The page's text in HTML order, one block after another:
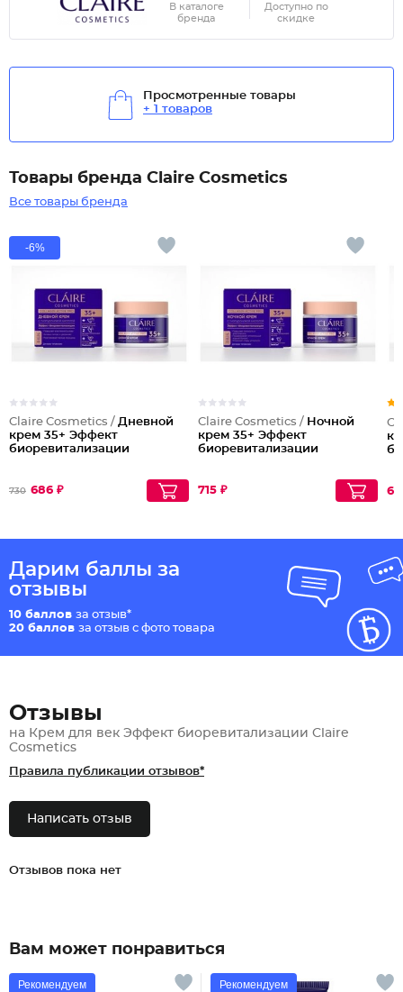
В каталоге
бренда
Доступно по
скидке
Просмотренные товары
+ 1 товаров
Товары бренда Claire Cosmetics
Все товары бренда
-6%
Claire Cosmetics / Дневной
крем 35+ Эффект
биоревитализации
730 686 ₽
Claire Cosmetics / Ночной
крем 35+ Эффект
биоревитализации
715 ₽
Дарим баллы за
отзывы
10 баллов за отзыв*
20 баллов за отзыв с фото товара
Отзывы
на Крем для век Эффект биоревитализации Claire
Cosmetics
Правила публикации отзывов*
Написать отзыв
Отзывов пока нет
Вам может понравиться
Рекомендуем Рекомендуем